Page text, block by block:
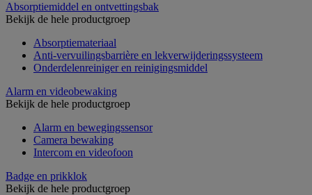
Absorptiemiddel en ontvettingsbak
Bekijk de hele productgroep
Absorptiemateriaal
Anti-vervuilingsbarrière en lekverwijderingssysteem
Onderdelenreiniger en reinigingsmiddel
Alarm en videobewaking
Bekijk de hele productgroep
Alarm en bewegingssensor
Camera bewaking
Intercom en videofoon
Badge en prikklok
Bekijk de hele productgroep